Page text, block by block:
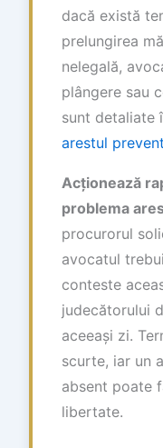
dacă există
prelungirea
nelegală,
plângere sau
sunt detaliate
arestul
Acționează
problema
procurorul
avocatul
conteste
judecătorului
aceeași zi.
scurte, iar un
absent poate
libertate.